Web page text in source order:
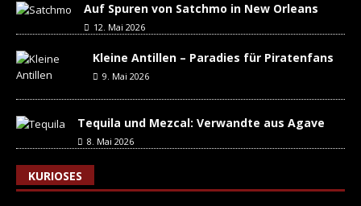
Auf Spuren von Satchmo in New Orleans
12. Mai 2026
Kleine Antillen – Paradies für Piratenfans
9. Mai 2026
Tequila und Mezcal: Verwandte aus Agave
8. Mai 2026
KURIOSES